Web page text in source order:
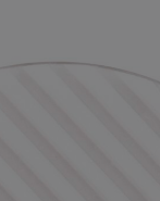
technischen Details